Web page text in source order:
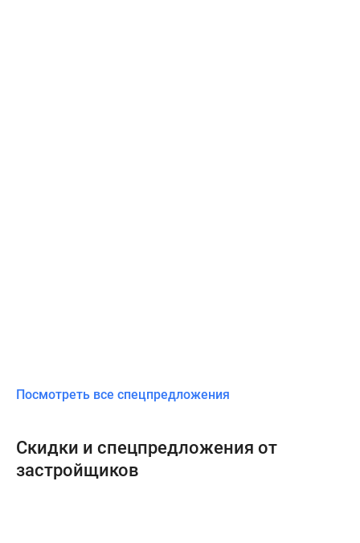
Посмотреть все спецпредложения
Скидки и спецпредложения от
застройщиков